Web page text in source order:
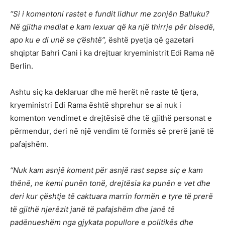
“Si i komentoni rastet e fundit lidhur me zonjën Balluku?
Në gjitha mediat e kam lexuar që ka një thirrje për bisedë,
apo ku e di unë se ç’është”, është pyetja që gazetari
shqiptar Bahri Cani i ka drejtuar kryeministrit Edi Rama në
Berlin.
Ashtu siç ka deklaruar dhe më herët në raste të tjera,
kryeministri Edi Rama është shprehur se ai nuk i
komenton vendimet e drejtësisë dhe të gjithë personat e
përmendur, deri në një vendim të formës së prerë janë të
pafajshëm.
“Nuk kam asnjë koment për asnjë rast sepse siç e kam
thënë, ne kemi punën tonë, drejtësia ka punën e vet dhe
deri kur çështje të caktuara marrin formën e tyre të prerë
të gjithë njerëzit janë të pafajshëm dhe janë të
padënueshëm nga gjykata popullore e politikës dhe